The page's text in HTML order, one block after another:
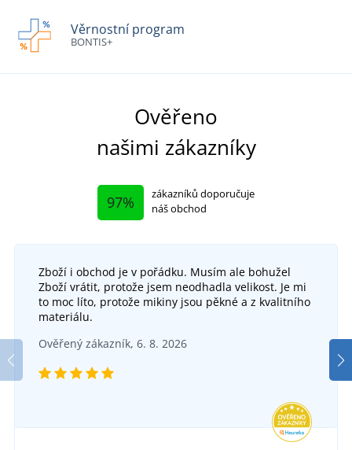
Věrnostní program
BONTIS+
Ověřeno
našimi zákazníky
97%
zákazníků doporučuje
náš obchod
Zboží i obchod je v pořádku. Musím ale bohužel
Zboží vrátit, protože jsem neodhadla velikost. Je mi
to moc líto, protože mikiny jsou pěkné a z kvalitního
materiálu.
Ověřený zákazník, 6. 8. 2026